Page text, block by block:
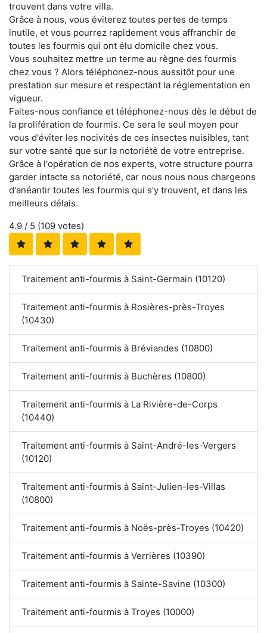
trouvent dans votre villa.
Grâce à nous, vous éviterez toutes pertes de temps
inutile, et vous pourrez rapidement vous affranchir de
toutes les fourmis qui ont élu domicile chez vous.
Vous souhaitez mettre un terme au règne des fourmis
chez vous ? Alors téléphonez-nous aussitôt pour une
prestation sur mesure et respectant la réglementation en
vigueur.
Faites-nous confiance et téléphonez-nous dès le début de
la prolifération de fourmis. Ce sera le seul moyen pour
vous d'éviter les nocivités de ces insectes nuisibles, tant
sur votre santé que sur la notoriété de votre entreprise.
Grâce à l'opération de nos experts, votre structure pourra
garder intacte sa notoriété, car nous nous nous chargeons
d'anéantir toutes les fourmis qui s'y trouvent, et dans les
meilleurs délais.
4.9 / 5 (109 votes)
Traitement anti-fourmis à Saint-Germain (10120)
Traitement anti-fourmis à Rosières-près-Troyes
(10430)
Traitement anti-fourmis à Bréviandes (10800)
Traitement anti-fourmis à Buchères (10800)
Traitement anti-fourmis à La Rivière-de-Corps
(10440)
Traitement anti-fourmis à Saint-André-les-Vergers
(10120)
Traitement anti-fourmis à Saint-Julien-les-Villas
(10800)
Traitement anti-fourmis à Noës-près-Troyes (10420)
Traitement anti-fourmis à Verrières (10390)
Traitement anti-fourmis à Sainte-Savine (10300)
Traitement anti-fourmis à Troyes (10000)